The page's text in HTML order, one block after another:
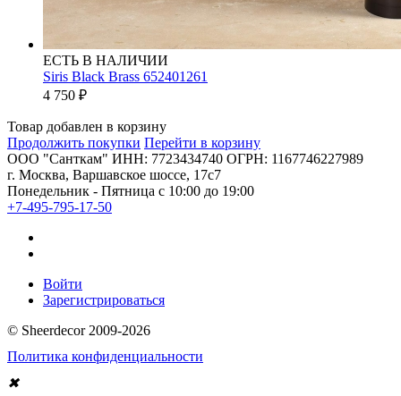
ЕСТЬ В НАЛИЧИИ
Siris Black Brass 652401261
4 750 ₽
Товар добавлен в корзину
Продолжить покупки Перейти в корзину
ООО "Санткам" ИНН: 7723434740 ОГРН: 1167746227989
г. Москва, Варшавское шоссе, 17с7
Понедельник - Пятница с 10:00 до 19:00
+7-495-795-17-50
Войти
Зарегистрироваться
© Sheerdecor 2009-2026
Политика конфиденциальности
✖